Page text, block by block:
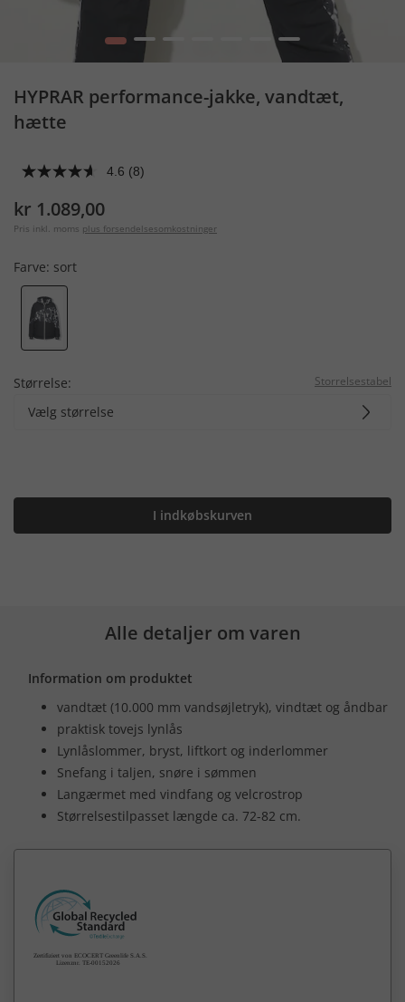
1 2 3 7
HYPRAR performance-jakke, vandtæt,
hætte
4.6 (8)
kr 1.089,00
Pris inkl. moms plus forsendelsesomkostninger
Farve: sort
Størrelse: Storrelsestabel
Vælg størrelse
I indkøbskurven
Alle detaljer om varen
Information om produktet
vandtæt (10.000 mm vandsøjletryk), vindtæt og åndbar
praktisk tovejs lynlås
Lynlåslommer, bryst, liftkort og inderlommer
Snefang i taljen, snøre i sømmen
Langærmet med vindfang og velcrostrop
Størrelsestilpasset længde ca. 72-82 cm.